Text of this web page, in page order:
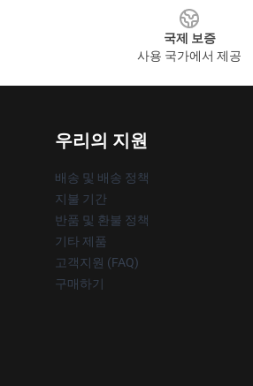
국제 보증
사용 국가에서 제공
우리의 지원
배송 및 배송 정책
지불 기간
반품 및 환불 정책
기타 제품
고객지원 (FAQ)
구매하기